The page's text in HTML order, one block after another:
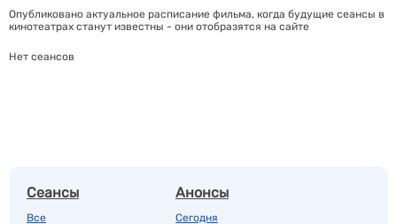
Опубликовано актуальное расписание фильма, когда будущие сеансы в
кинотеатрах станут известны - они отобразятся на сайте
Нет сеансов
Сеансы
Все
Анонсы
Сегодня